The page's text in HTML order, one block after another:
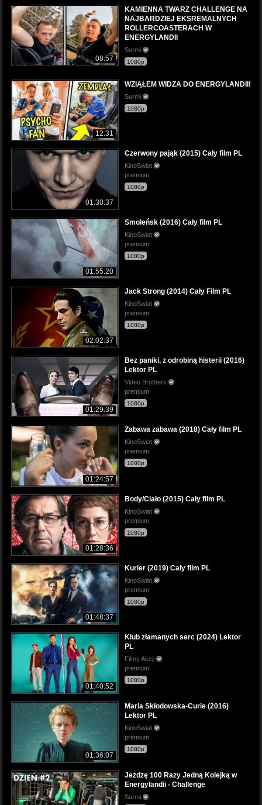
08:57
KAMIENNA TWARZ CHALLENGE NA
NAJBARDZIEJ EKSREMALNYCH
ROLLERCOASTERACH W
ENERGYLANDII
Surmi
1080p
12:31
WZIĄŁEM WIDZA DO ENERGYLANDII!
Surmi
1080p
01:30:37
Czerwony pająk (2015) Cały film PL
KinoSwiat
premium
1080p
01:55:20
Smoleńsk (2016) Cały film PL
KinoSwiat
premium
1080p
02:02:37
Jack Strong (2014) Cały Film PL
KinoSwiat
premium
1080p
01:29:39
Bez paniki, z odrobiną histerii (2016)
Lektor PL
Video Brothers
premium
1080p
01:24:57
Zabawa zabawa (2018) Cały film PL
KinoSwiat
premium
1080p
01:28:36
Body/Ciało (2015) Cały film PL
KinoSwiat
premium
1080p
01:48:37
Kurier (2019) Cały film PL
KinoSwiat
premium
1080p
01:40:52
Klub złamanych serc (2024) Lektor
PL
Filmy Akcji
premium
1080p
01:36:07
Maria Skłodowska-Curie (2016)
Lektor PL
KinoSwiat
premium
1080p
Jeżdżę 100 Razy Jedną Kolejką w
Energylandii - Challenge
Surmi